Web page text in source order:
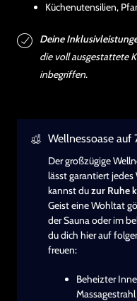
Küchenutensilien,
Deine
die voll ausgestattete
inbegriffen.
Wellnessoase auf
Der großzügige
lässt garantiert jedes
kannst duzur Ruhe
Geist eine Wohltat
der Sauna oder im
du dich hier auf
freuen:
Beheizter
Massagestrahl